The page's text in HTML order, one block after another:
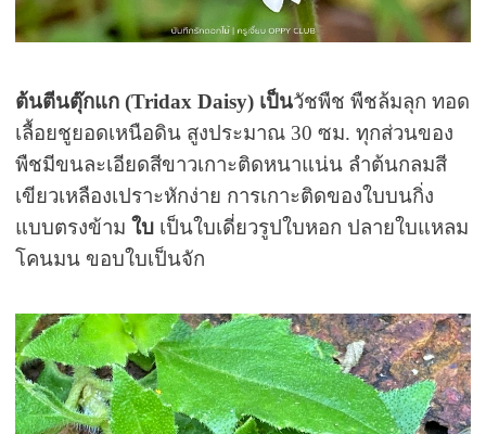
ต้นตีนตุ๊กแก (Tridax Daisy) เป็นวัชพืช พืชล้มลุก ทอด
เลื้อยชูยอดเหนือดิน สูงประมาณ 30 ซม. ทุกส่วนของ
พืชมีขนละเอียดสีขาวเกาะติดหนาแน่น ลำต้นกลมสี
เขียวเหลืองเปราะหักง่าย การเกาะติดของใบบนกิ่ง
แบบตรงข้ามใบ เป็นใบเดี่ยวรูปใบหอก ปลายใบแหลม
โคนมน ขอบใบเป็นจัก